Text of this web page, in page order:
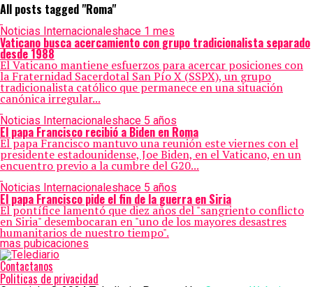
All posts tagged "Roma"
Noticias Internacionaleshace 1 mes
Vaticano busca acercamiento con grupo tradicionalista separado
desde 1988
El Vaticano mantiene esfuerzos para acercar posiciones con
la Fraternidad Sacerdotal San Pío X (SSPX), un grupo
tradicionalista católico que permanece en una situación
canónica irregular...
Noticias Internacionaleshace 5 años
El papa Francisco recibió a Biden en Roma
El papa Francisco mantuvo una reunión este viernes con el
presidente estadounidense, Joe Biden, en el Vaticano, en un
encuentro previo a la cumbre del G20...
Noticias Internacionaleshace 5 años
El papa Francisco pide el fin de la guerra en Siria
El pontífice lamentó que diez años del "sangriento conflicto
en Siria" desembocaran en "uno de los mayores desastres
humanitarios de nuestro tiempo".
mas pubicaciones
Contactanos
Politicas de privacidad